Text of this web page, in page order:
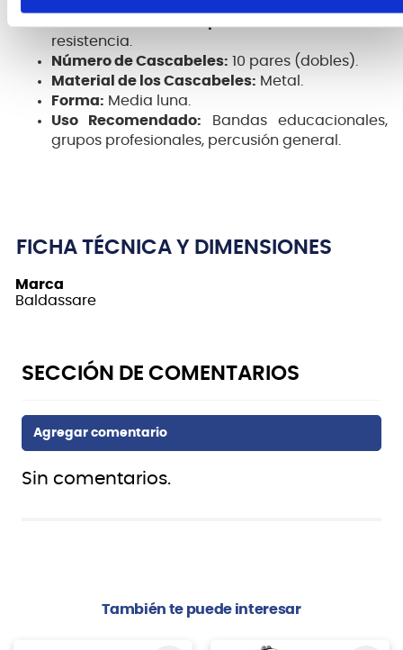
resistencia.
Número de Cascabeles: 10 pares (dobles).
Material de los Cascabeles: Metal.
Forma: Media luna.
Uso Recomendado: Bandas educacionales,
grupos profesionales, percusión general.
FICHA TÉCNICA Y DIMENSIONES
Marca
Baldassare
Sin comentarios.
También te puede interesar